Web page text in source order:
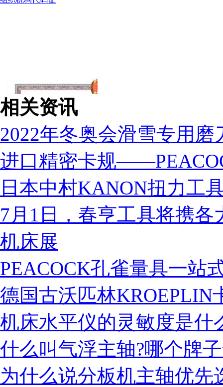
相关资讯
2022年冬奥会滑雪专用
进口精密卡规
日本中村KANON扭力工
7月1日，春亨工具将携
机床展
PEACOCK孔雀量具一站
德国古沃匹林KROEPLIN
机床水平仪的灵敏度是什
什么叫气浮主轴?哪个牌
为什么说分板机主轴优先